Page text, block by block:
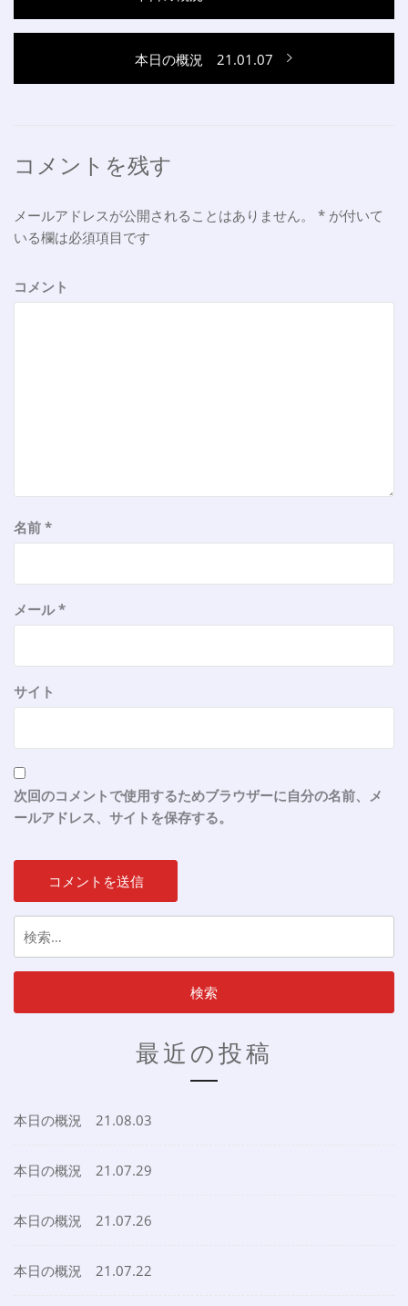
稿
ナ
シ
ン
去
の
投
稿:
次
の
本日の概況 21.01.07
コメントを残す
メールアドレスが公開されることはありません。 * が付いて
いる欄は必須項目です
コメント
名前 *
メール*
サイト
次回のコメントで使用するためブラウザーに自分の名前、メ
ールアドレス、サイトを保存する。
索:
最近の投稿
本日の概況 21.08.03
本日の概況 21.07.29
本日の概況 21.07.26
本日の概況 21.07.22